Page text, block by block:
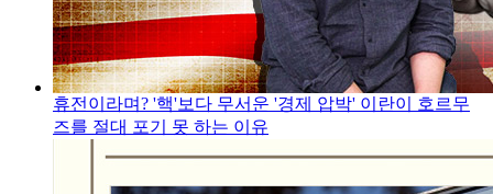
휴전이라며? '핵'보다 무서운 '경제 압박' 이란이 호르무
즈를 절대 포기 못 하는 이유